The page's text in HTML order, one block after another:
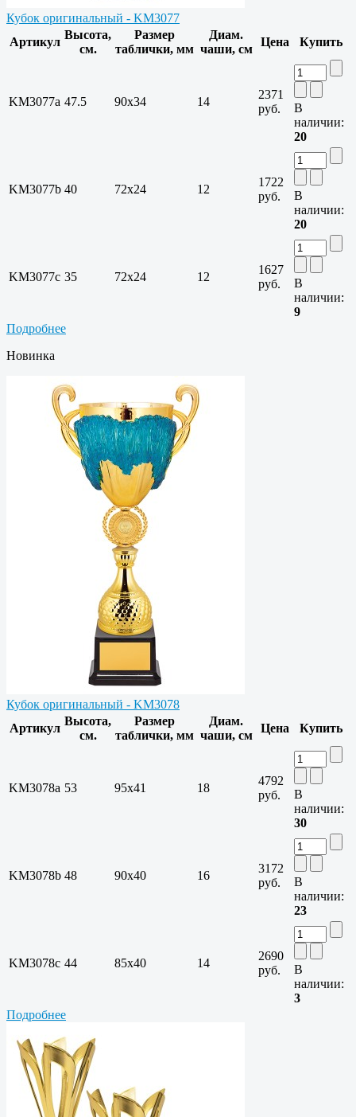
Кубок оригинальный - KM3077
Артикул
Высота,
см.
Размер
таблички, мм
Диам.
чаши, см
Цена Купить
KM3077a 47.5 90х34 14
2371
руб.
В
наличии:
20
KM3077b 40 72х24 12
1722
руб.
В
наличии:
20
KM3077c 35 72х24 12
1627
руб.
В
наличии:
9
Подробнее
Новинка
Кубок оригинальный - KM3078
Артикул
Высота,
см.
Размер
таблички, мм
Диам.
чаши, см
Цена Купить
KM3078a 53 95х41 18
4792
руб.
В
наличии:
30
KM3078b 48 90х40 16
3172
руб.
В
наличии:
23
KM3078c 44 85х40 14
2690
руб.
В
наличии:
3
Подробнее